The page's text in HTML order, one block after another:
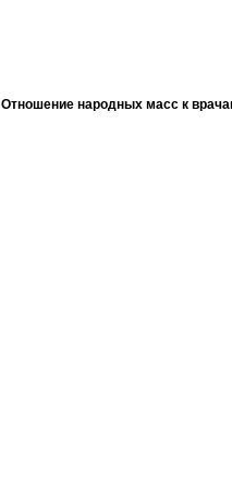
Отношение народных масс к